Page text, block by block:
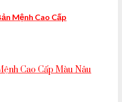
Mệnh Cao Cấp
Cao Cấp Màu Nâu